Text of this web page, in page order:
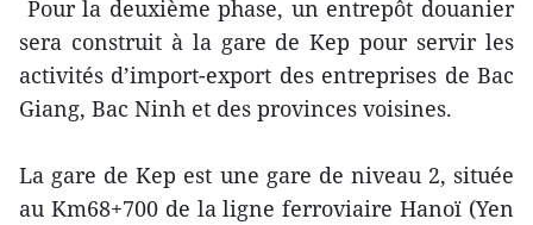
Pour la deuxième phase, un entrepôt douanier
sera construit à la gare de Kep pour servir les
activités d’import-export des entreprises de Bac
Giang, Bac Ninh et des provinces voisines.
La gare de Kep est une gare de niveau 2, située
au Km68+700 de la ligne ferroviaire Hanoï (Yen